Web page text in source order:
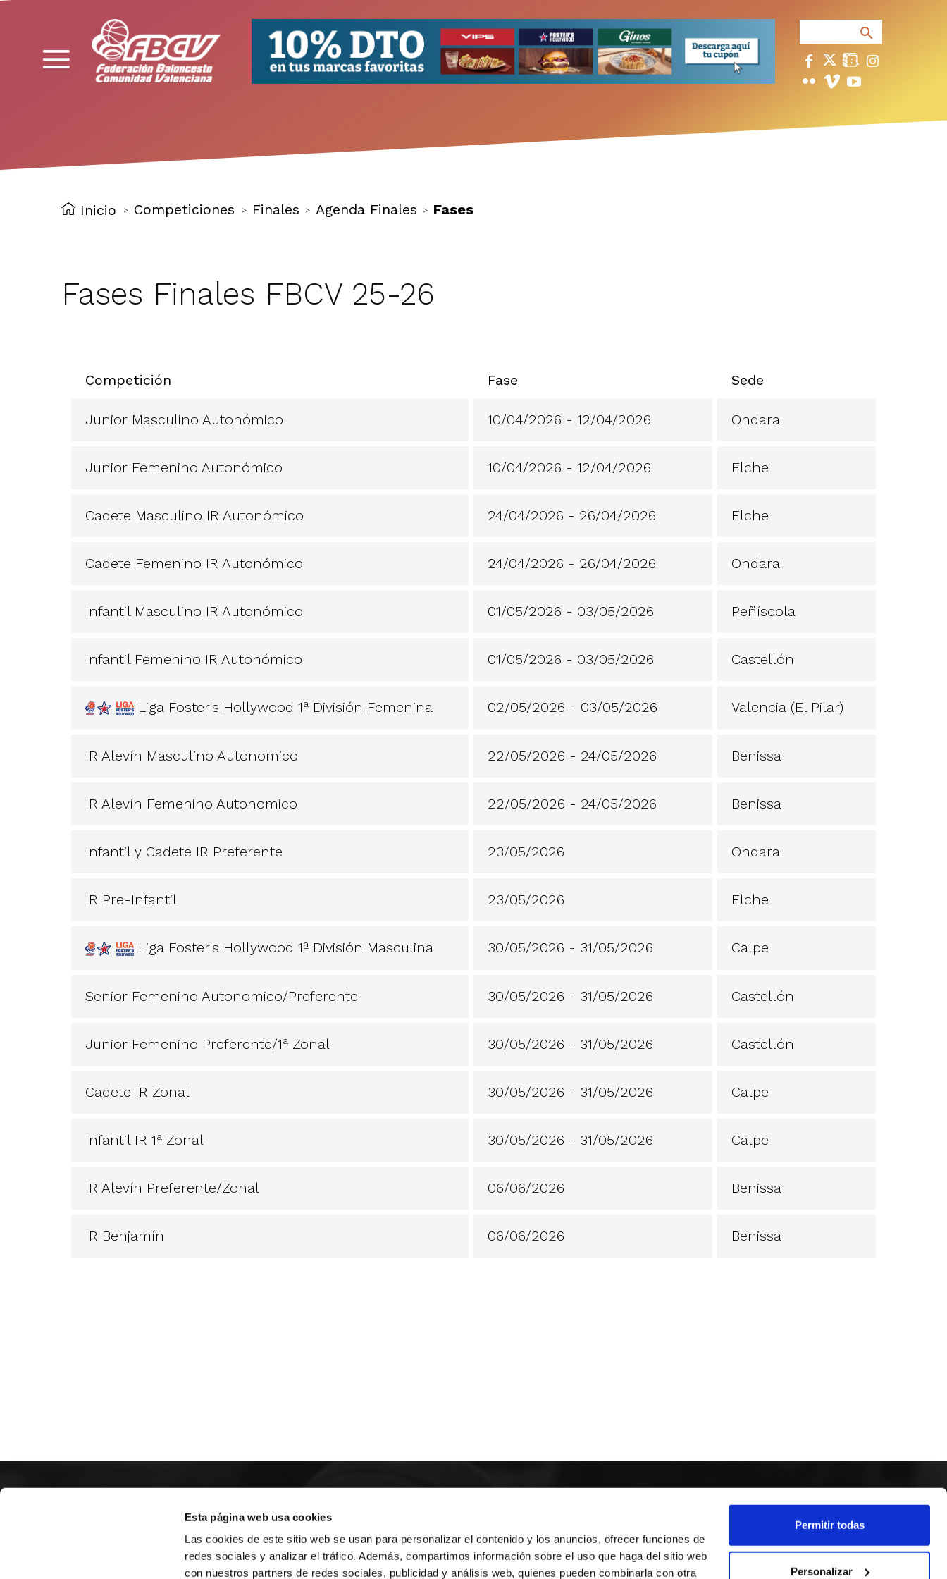
Esta página web usa cookies
Las cookies de este sitio web se usan para personalizar el contenido y los anuncios, ofrecer funciones de
redes sociales y analizar el tráfico. Además, compartimos información sobre el uso que haga del sitio web
con nuestros partners de redes sociales, publicidad y análisis web, quienes pueden combinarla con otra
Permitir todas
Personalizar
Inicio > Competiciones > Finales > Agenda Finales > Fases
Fases Finales FBCV 25-26
Competición Fase Sede
Junior Masculino Autonómico 10/04/2026 - 12/04/2026 Ondara
Junior Femenino Autonómico 10/04/2026 - 12/04/2026 Elche
Cadete Masculino IR Autonómico 24/04/2026 - 26/04/2026 Elche
Cadete Femenino IR Autonómico 24/04/2026 - 26/04/2026 Ondara
Infantil Masculino IR Autonómico 01/05/2026 - 03/05/2026 Peñíscola
Infantil Femenino IR Autonómico 01/05/2026 - 03/05/2026 Castellón
Liga Foster's Hollywood 1ª División Femenina 02/05/2026 - 03/05/2026 Valencia (El Pilar)
IR Alevín Masculino Autonomico 22/05/2026 - 24/05/2026 Benissa
IR Alevín Femenino Autonomico 22/05/2026 - 24/05/2026 Benissa
Infantil y Cadete IR Preferente 23/05/2026 Ondara
IR Pre-Infantil 23/05/2026 Elche
Liga Foster's Hollywood 1ª División Masculina 30/05/2026 - 31/05/2026 Calpe
Senior Femenino Autonomico/Preferente 30/05/2026 - 31/05/2026 Castellón
Junior Femenino Preferente/1ª Zonal 30/05/2026 - 31/05/2026 Castellón
Cadete IR Zonal 30/05/2026 - 31/05/2026 Calpe
Infantil IR 1ª Zonal 30/05/2026 - 31/05/2026 Calpe
IR Alevín Preferente/Zonal 06/06/2026 Benissa
IR Benjamín 06/06/2026 Benissa
SOBRE NOSOTROS
CASTELLON
MAYOR 100 3º 17ª
VALENCIA
MONESTIR DE POBLET 14 1ª 3º
ALICANTE
CIUDAD DE MATANZAS 12